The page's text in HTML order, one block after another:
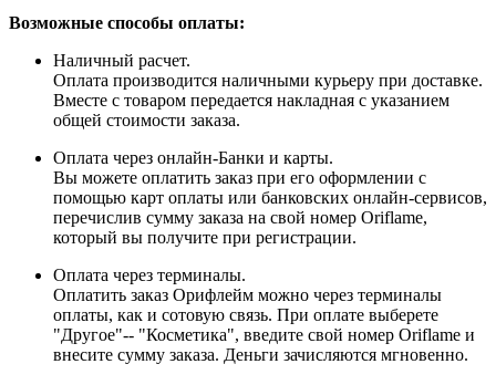
Возможные способы оплаты:
Наличный расчет.
Оплата производится наличными курьеру при доставке.
Вместе с товаром передается накладная с указанием
общей стоимости заказа.
Оплата через онлайн-Банки и карты.
Вы можете оплатить заказ при его оформлении с
помощью карт оплаты или банковских онлайн-сервисов,
перечислив сумму заказа на свой номер Oriflame,
который вы получите при регистрации.
Оплата через терминалы.
Оплатить заказ Орифлейм можно через терминалы
оплаты, как и сотовую связь. При оплате выберете
"Другое"-- "Косметика", введите свой номер Oriflame и
внесите сумму заказа. Деньги зачисляются мгновенно.